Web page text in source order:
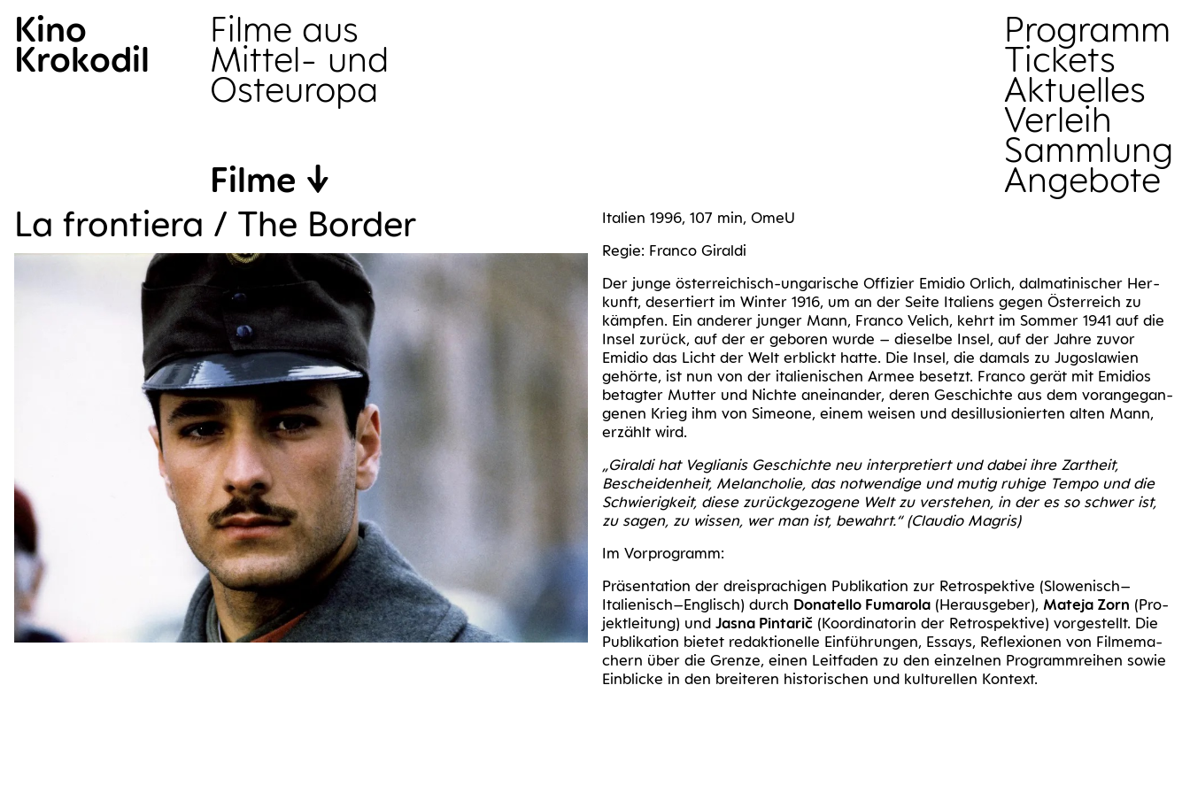
Kino
Krokodil
Filme aus
Mittel- und
Osteuropa
Filme
Sammlung
Pro­gramm
Tickets
Aktu­el­les
Ver­leih
Samm­lung
Ange­bo­te
La fron­tie­ra / The Border
Ita­li­en 1996, 107 min, OmeU
Regie: Fran­co Giraldi
Der jun­ge öster­rei­chisch-unga­ri­sche Offi­zier Emidio Orlich, dal­ma­ti­ni­scher Her­
kunft, deser­tiert im Win­ter 1916, um an der Sei­te Ita­li­ens gegen Öster­reich zu
kämp­fen. Ein ande­rer jun­ger Mann, Fran­co Velich, kehrt im Som­mer 1941 auf die
Insel zurück, auf der er gebo­ren wur­de – die­sel­be Insel, auf der Jah­re zuvor
Emidio das Licht der Welt erblickt hat­te. Die Insel, die damals zu Jugo­sla­wi­en
gehör­te, ist nun von der ita­lie­ni­schen Armee besetzt. Fran­co gerät mit Emidi­os
betag­ter Mut­ter und Nich­te anein­an­der, deren Geschich­te aus dem vor­an­ge­gan­
ge­nen Krieg ihm von Simeo­ne, einem wei­sen und des­il­lu­sio­nier­ten alten Mann,
erzählt wird.
„Giral­di hat Veglia­nis Geschich­te neu inter­pre­tiert und dabei ihre Zart­heit,
Beschei­den­heit, Melan­cho­lie, das not­wen­di­ge und mutig ruhi­ge Tem­po und die
Schwie­rig­keit, die­se zurück­ge­zo­ge­ne Welt zu ver­ste­hen, in der es so schwer ist,
zu sagen, zu wis­sen, wer man ist, bewahrt.“ (Clau­dio Magris)
Im Vor­pro­gramm:
Prä­sen­ta­ti­on der drei­spra­chi­gen Publi­ka­ti­on zur Retro­spek­ti­ve (Slowenisch–
Italienisch–Englisch) durch Dona­tel­lo Fuma­ro­la(Her­aus­ge­ber), Mate­ja Zorn (Pro­
jekt­lei­tung) und Jas­na Pin­ta­rič(Koor­di­na­to­rin der Retro­spek­ti­ve) vor­ge­stellt. Die
Publi­ka­ti­on bie­tet redak­tio­nel­le Ein­füh­run­gen, Essays, Refle­xio­nen von Fil­me­ma­
chern über die Gren­ze, einen Leit­fa­den zu den ein­zel­nen Pro­gramm­rei­hen sowie
Ein­bli­cke in den brei­te­ren his­to­ri­schen und kul­tu­rel­len Kontext.